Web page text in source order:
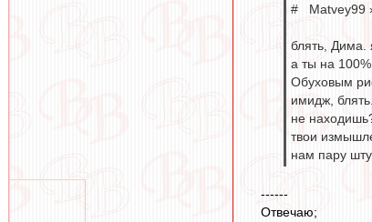
# Matvey99
блять, Дима.
а ты на
Обуховым
имидж,
не
твои
нам пару
------
Отвечаю;